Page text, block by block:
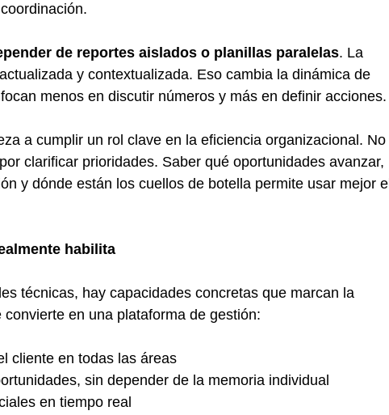
de reportes aislados o planillas paralelas. La
y contextualizada. Eso cambia la dinámica de
menos en discutir números y más en definir acciones.
a cumplir un rol clave en la eficiencia organizacional. No
clarificar prioridades. Saber qué oportunidades avanzar,
y dónde están los cuellos de botella permite usar mejor el
habilita
técnicas, hay capacidades concretas que marcan la
en una plataforma de gestión:
cliente en todas las áreas
sin depender de la memoria individual
en tiempo real